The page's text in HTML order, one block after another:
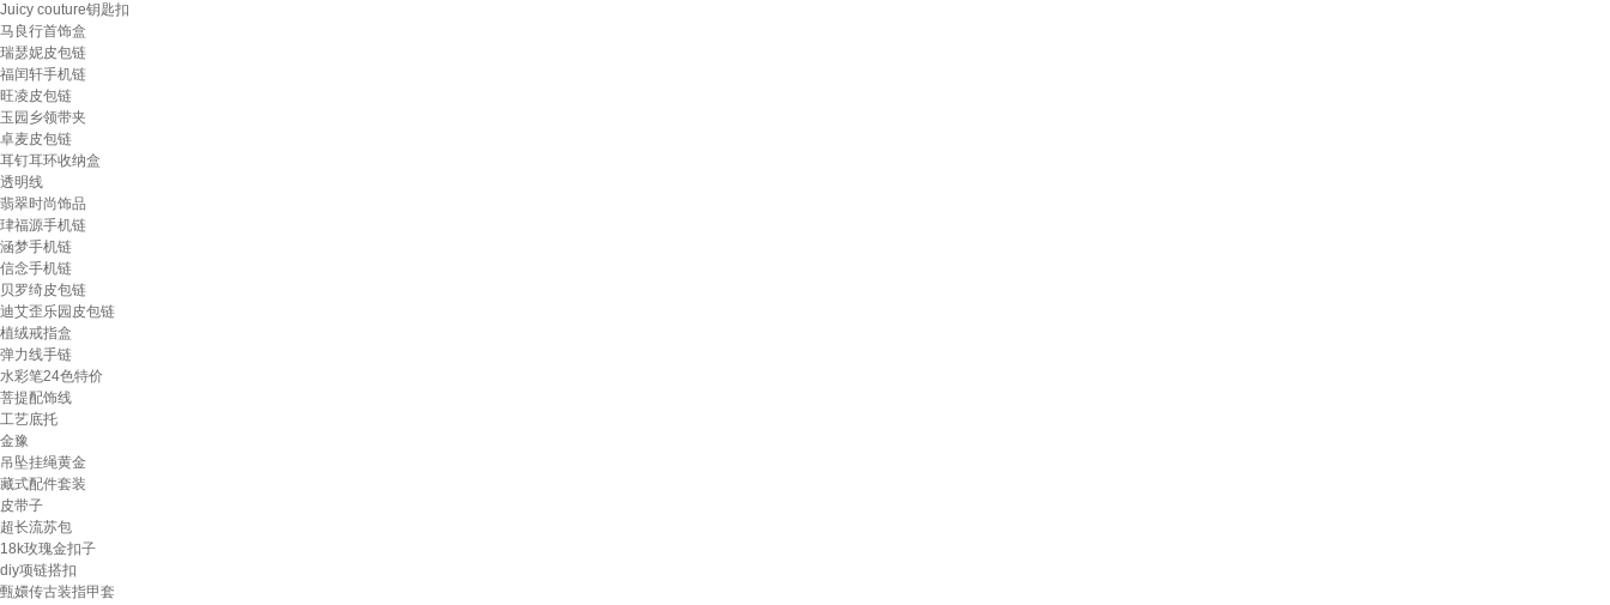
Juicy couture钥匙扣
马良行首饰盒
瑞瑟妮皮包链
福闰轩手机链
旺凌皮包链
玉园乡领带夹
卓麦皮包链
耳钉耳环收纳盒
透明线
翡翠时尚饰品
珒福源手机链
涵梦手机链
信念手机链
贝罗绮皮包链
迪艾歪乐园皮包链
植绒戒指盒
弹力线手链
水彩笔24色特价
菩提配饰线
工艺底托
金豫
吊坠挂绳黄金
藏式配件套装
皮带子
超长流苏包
18k玫瑰金扣子
diy项链搭扣
甄嬛传古装指甲套